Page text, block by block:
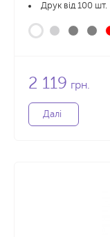
Друк від 100 шт.
2 119 грн.
Далі